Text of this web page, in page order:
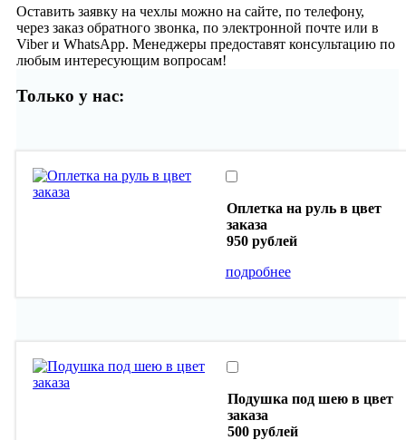
Оставить заявку на чехлы можно на сайте, по телефону,
через заказ обратного звонка, по электронной почте или в
Viber и WhatsApp. Менеджеры предоставят консультацию по
любым интересующим вопросам!
Только у нас:
Оплетка на руль в цвет
заказа
950 рублей
подробнее
Подушка под шею в цвет
заказа
500 рублей